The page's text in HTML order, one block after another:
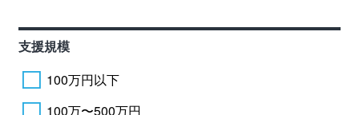
支援規模
100万円以下
100万〜500万円